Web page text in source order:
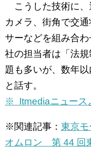
こうした技術に、
カメラ、街角で交
サーなどを組み合
社の担当者は「法
題も多いが、数年以
と話す。
※ Itmediaニュース
※関連記事： 東京
オムロン 第 44 回